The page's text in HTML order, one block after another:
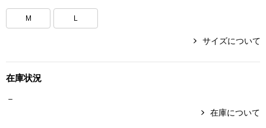
デニム
ルーム･アン
M L
サイズについて
在庫状況
－
在庫について